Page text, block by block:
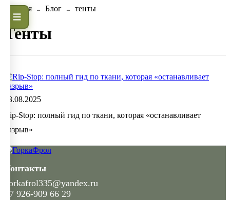
Главная Блог тенты
тенты
13.08.2025
Rip-Stop: полный гид по ткани, которая «останавливает
разрыв»
Контакты
gorkafrol335@yandex.ru
+7 926-909 66 29